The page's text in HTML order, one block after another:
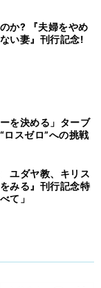
か? 『夫婦をやめ
い妻』刊行記念!
を決める」ターブ
ロスゼロ”への挑戦
ユダヤ教、キリス
みる』刊行記念特
て」